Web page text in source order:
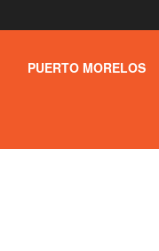
PUERTO MORELOS